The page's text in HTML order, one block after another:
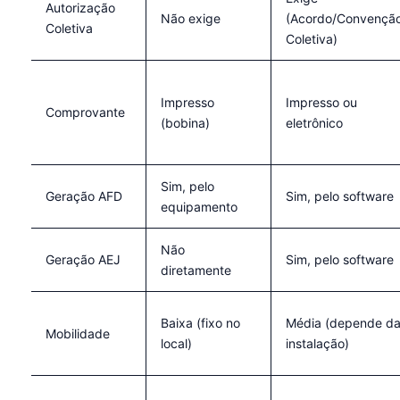
Autorização
Coletiva
Não exige
(Acordo/
Coletiva)
Comprovante
Impresso
(bobina)
Impresso ou
eletrônico
Geração AFD
Sim, pelo
equipamento
Sim, pelo software
Geração AEJ
Não
diretamente
Sim, pelo software
Mobilidade
Baixa (fixo no
local)
Média (depende da
instalação)